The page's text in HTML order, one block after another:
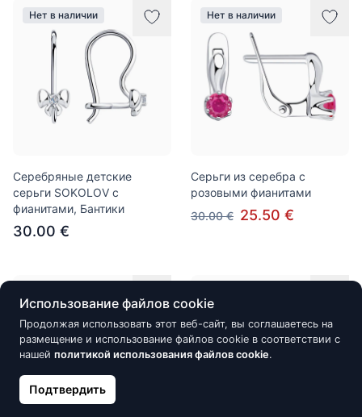
Нет в наличии
Серебряные детские
серьги SOKOLOV с
фианитами, Бантики
30.00 €
Нет в наличии
Серьги из серебра с
розовыми фианитами
30.00 € 25.50 €
Использование файлов cookie
Продолжая использовать этот веб-сайт, вы соглашаетесь на
размещение и использование файлов cookie в соответствии с
нашей политикой использования файлов cookie.
Подтвердить